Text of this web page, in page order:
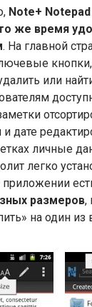
Note+
же время
. На главной
или
и дате
личные
легко
размеров,
на один из